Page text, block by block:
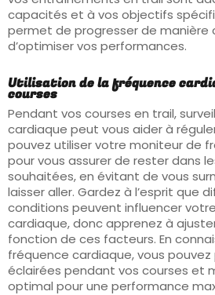
capacités et à vos objectifs
permet de progresser de manière
d’optimiser vos performances.
Utilisation de la fréquence
courses
Pendant vos courses en trail,
cardiaque peut vous aider à
pouvez utiliser votre moniteur de
pour vous assurer de rester dans
souhaitées, en évitant de vous
laisser aller. Gardez à l’esprit que
conditions peuvent influencer
cardiaque, donc apprenez à
fonction de ces facteurs. En
fréquence cardiaque, vous
éclairées pendant vos courses et
optimal pour une performance